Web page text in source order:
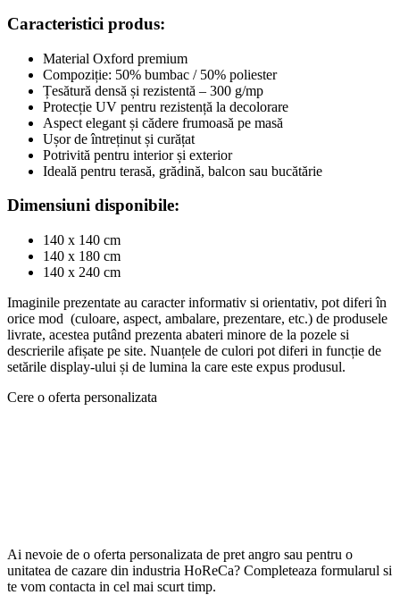
Caracteristici produs:
Material Oxford premium
Compoziție: 50% bumbac / 50% poliester
Țesătură densă și rezistentă – 300 g/mp
Protecție UV pentru rezistență la decolorare
Aspect elegant și cădere frumoasă pe masă
Ușor de întreținut și curățat
Potrivită pentru interior și exterior
Ideală pentru terasă, grădină, balcon sau bucătărie
Dimensiuni disponibile:
140 x 140 cm
140 x 180 cm
140 x 240 cm
Imaginile prezentate au caracter informativ si orientativ, pot diferi în
orice mod (culoare, aspect, ambalare, prezentare, etc.) de produsele
livrate, acestea putând prezenta abateri minore de la pozele si
descrierile afișate pe site. Nuanțele de culori pot diferi in funcție de
setările display-ului și de lumina la care este expus produsul.
Cere o oferta personalizata
Ai nevoie de o oferta personalizata de pret angro sau pentru o
unitatea de cazare din industria HoReCa? Completeaza formularul si
te vom contacta in cel mai scurt timp.